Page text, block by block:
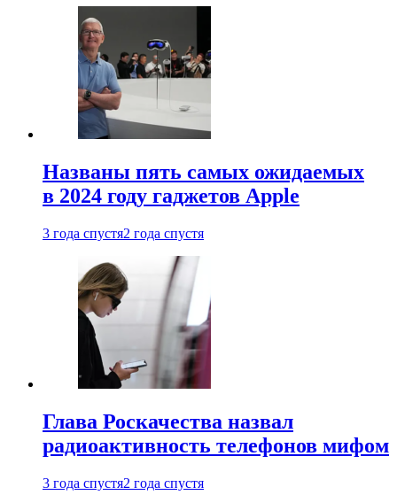
Названы пять самых ожидаемых
в 2024 году гаджетов Apple
3 года спустя2 года спустя
Глава Роскачества назвал
радиоактивность телефонов мифом
3 года спустя2 года спустя